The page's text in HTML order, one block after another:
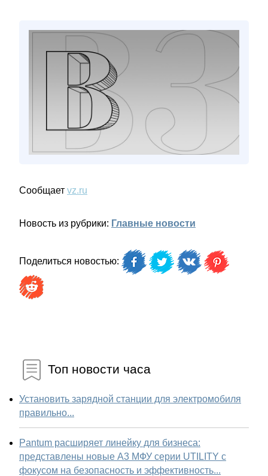
Сообщает vz.ru
Новость из рубрики: Главные новости
Поделиться новостью:
Топ новости часа
Установить зарядной станции для электромобиля
правильно...
Pantum расширяет линейку для бизнеса:
представлены новые А3 МФУ серии UTILITY с
фокусом на безопасность и эффективность...